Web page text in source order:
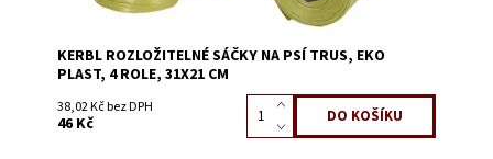
KERBL ROZLOŽITELNÉ SÁČKY NA PSÍ TRUS, EKO
PLAST, 4 ROLE, 31X21 CM
38,02 Kč bez DPH
46 Kč